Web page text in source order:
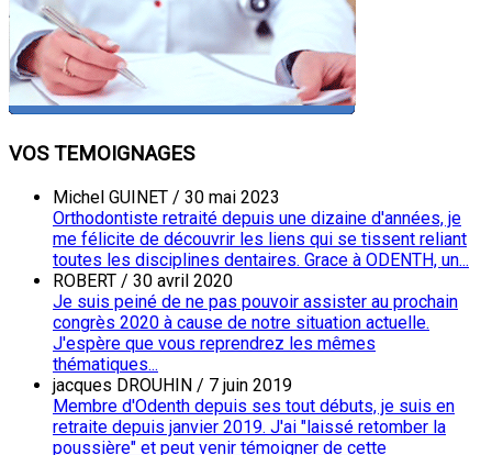
VOS TEMOIGNAGES
Michel GUINET / 30 mai 2023
Orthodontiste retraité depuis une dizaine d'années, je
me félicite de découvrir les liens qui se tissent reliant
toutes les disciplines dentaires. Grace à ODENTH, un...
ROBERT / 30 avril 2020
Je suis peiné de ne pas pouvoir assister au prochain
congrès 2020 à cause de notre situation actuelle.
J'espère que vous reprendrez les mêmes
thématiques...
jacques DROUHIN / 7 juin 2019
Membre d'Odenth depuis ses tout débuts, je suis en
retraite depuis janvier 2019. J'ai "laissé retomber la
poussière" et peut venir témoigner de cette